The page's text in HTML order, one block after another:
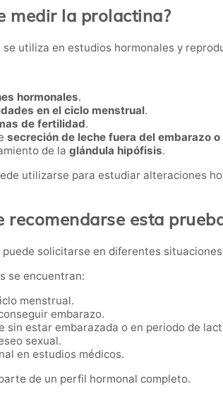
medir la prolactina?
utiliza en estudios hormonales y
hormonales.
en el ciclo menstrual.
de fertilidad.
secreción de leche fuera del embarazo
de la glándula hipófisis.
utilizarse para estudiar alteraciones
recomendarse esta
solicitarse en diferentes
se encuentran:
menstrual.
embarazo.
sin estar embarazada o en periodo de
sexual.
en estudios médicos.
de un perfil hormonal completo.